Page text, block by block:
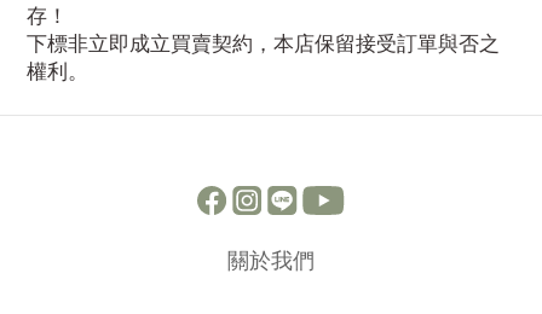
存！
下標非立即成立買賣契約，本店保留接受訂單與否之
權利。
關於我們